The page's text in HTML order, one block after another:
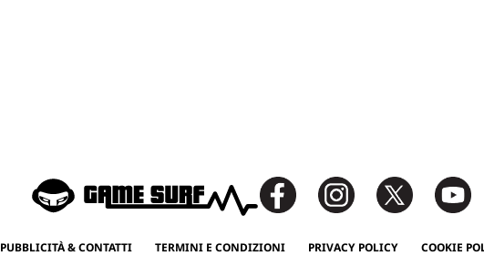
PUBBLICITÀ & CONTATTI TERMINI E CONDIZIONI PRIVACY POLICY COOKIE